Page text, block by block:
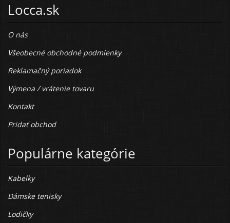
Locca.sk
O nás
Všeobecné obchodné podmienky
Reklamačný poriadok
Výmena / vrátenie tovaru
Kontakt
Pridať obchod
Populárne kategórie
Kabelky
Dámske tenisky
Lodičky